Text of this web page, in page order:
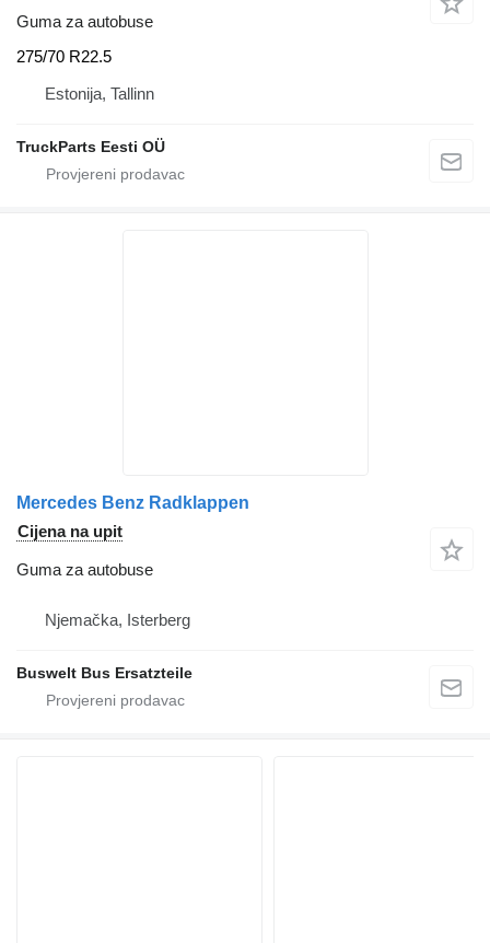
Guma za autobuse
275/70 R22.5
Estonija, Tallinn
TruckParts Eesti OÜ
Mercedes Benz Radklappen
Cijena na upit
Guma za autobuse
Njemačka, Isterberg
Buswelt Bus Ersatzteile